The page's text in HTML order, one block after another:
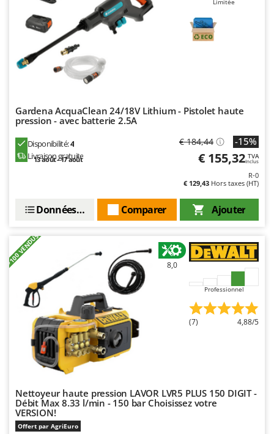
Master
Mastercook
Masterpro
McCulloch
Mille
Mockmill
MOVA
MTD
New O.M.R.A.
Nilfisk
Ninja
Novatec
Novital
NuAir
NuovaFac
O
Officine Savioli
Gardena AcquaClean 24/18V Lithium - Pistolet haute
pression - avec batterie 2.5A
Disponibilité:4
Livraison gratuite
13 août - 17 août
€ 184,44 -15%
€ 155,32 TVA
Inclus
R-0
€ 129,43 Hors taxes (HT)
Ajouter
Comparer
Données techniques
+100 VENDUS 8,0
Professionnel
(7) 4,88/5
Nettoyeur haute pression LAVOR LVR5 PLUS 150 DIGIT -
Débit Max 8.33 l/min - 150 bar Choisissez votre
VERSION!
Offert par AgriEuro